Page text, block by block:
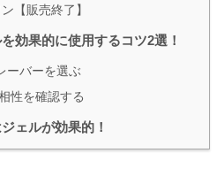
【販売終了】
効果的に使用するコツ2選！
ーバーを選ぶ
性を確認する
ェルが効果的！